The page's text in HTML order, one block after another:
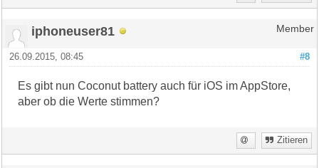
iphoneuser81 Member
#8
26.09.2015, 08:45
Es gibt nun Coconut battery auch für iOS im AppStore,
aber ob die Werte stimmen?
Zitieren